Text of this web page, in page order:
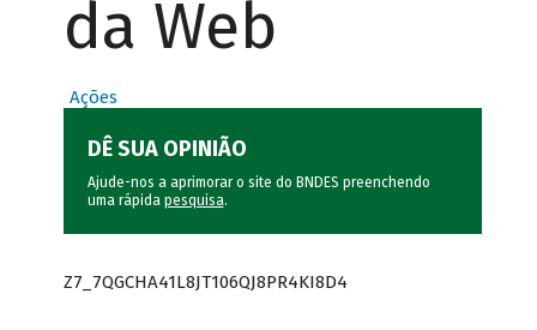
da Web
Ações
DÊ SUA OPINIÃO
Ajude-nos a aprimorar o site do BNDES preenchendo
uma rápida pesquisa.
Z7_7QGCHA41L8JT106QJ8PR4KI8D4